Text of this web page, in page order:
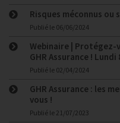
Risques méconnus ou
Publié le 06/06/2024
Webinaire |
GHR Assurance !
Publié le 02/04/2024
GHR Assurance : les
vous !
Publié le 21/07/2023